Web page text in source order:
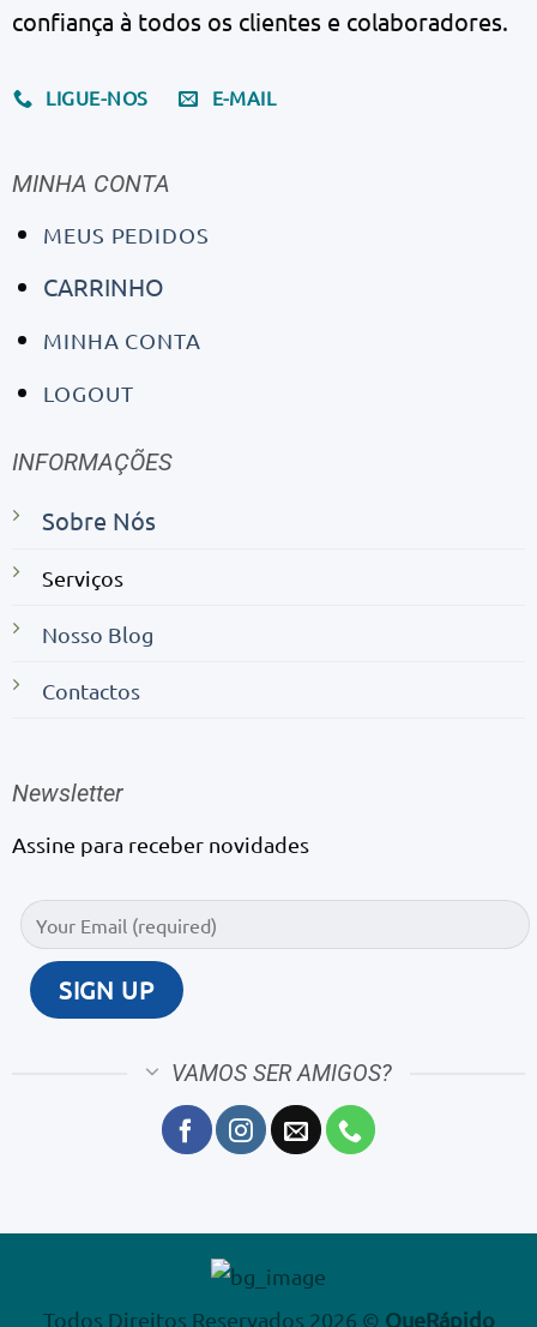
confiança à todos os clientes e colaboradores.
LIGUE-NOS E-MAIL
MINHA CONTA
MEUS PEDIDOS
CARRINHO
MINHA CONTA
LOGOUT
INFORMAÇÕES
Sobre Nós
Serviços
Nosso Blog
Contactos
Newsletter
Assine para receber novidades
VAMOS SER AMIGOS?
Todos Direitos Reservados 2026 © QueRápido